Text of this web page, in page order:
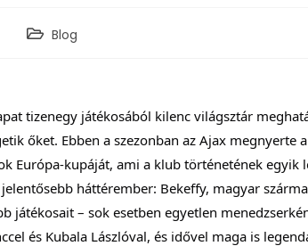
Blog
tizenegy játékosából kilenc világsztár
őket. Ebben a szezonban az Ajax megnyerte
Európa-kupáját, ami a klub történetének egyik
háttérember: Bekeffy, magyar
játékosait – sok esetben egyetlen
és Kubala Lászlóval, és idővel maga is